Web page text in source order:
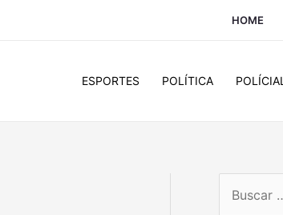
HOME
ESPORTES POLÍTICA POLÍCIAL